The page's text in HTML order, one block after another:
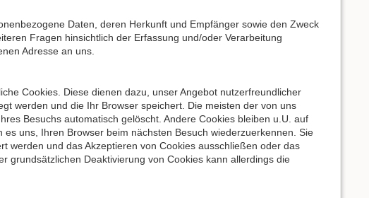
Daten, deren Herkunft und Empfänger sowie den Zweck
Fragen hinsichtlich der Erfassung und/oder Verarbeitung
Adresse an uns.
Cookies. Diese dienen dazu, unser Angebot nutzerfreundlicher
werden und die Ihr Browser speichert. Die meisten der von uns
Besuchs automatisch gelöscht. Andere Cookies bleiben u.U. auf
uns, Ihren Browser beim nächsten Besuch wiederzuerkennen. Sie
werden und das Akzeptieren von Cookies ausschließen oder das
grundsätzlichen Deaktivierung von Cookies kann allerdings die